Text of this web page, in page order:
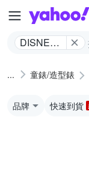
DISNEY
童錶/造型錶
品牌 快速到貨